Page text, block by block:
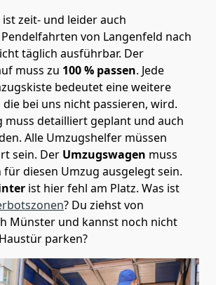
zeit- und leider auch
von Langenfeld nach
täglich ausführbar. Der
muss zu 100 % passen. Jede
bedeutet eine weitere
bei uns nicht passieren, wird.
muss detailliert geplant und auch
Alle Umzugshelfer müssen
sein. Der Umzugswagen muss
diesen Umzug ausgelegt sein.
ist hier fehl am Platz. Was ist
? Du ziehst von
Münster und kannst noch nicht
parken?